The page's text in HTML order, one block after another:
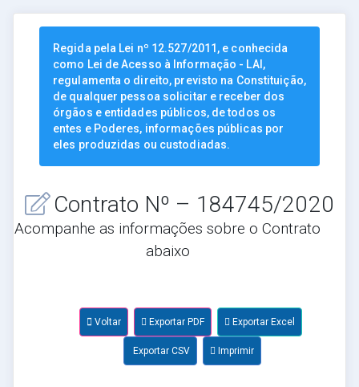
Regida pela Lei nº 12.527/2011, e conhecida
como Lei de Acesso à Informação - LAI,
regulamenta o direito, previsto na Constituição,
de qualquer pessoa solicitar e receber dos
órgãos e entidades públicos, de todos os
entes e Poderes, informações públicas por
eles produzidas ou custodiadas.
Contrato Nº – 184745/2020
Acompanhe as informações sobre o Contrato
abaixo
Voltar Exportar PDF Exportar Excel
Exportar CSV Imprimir